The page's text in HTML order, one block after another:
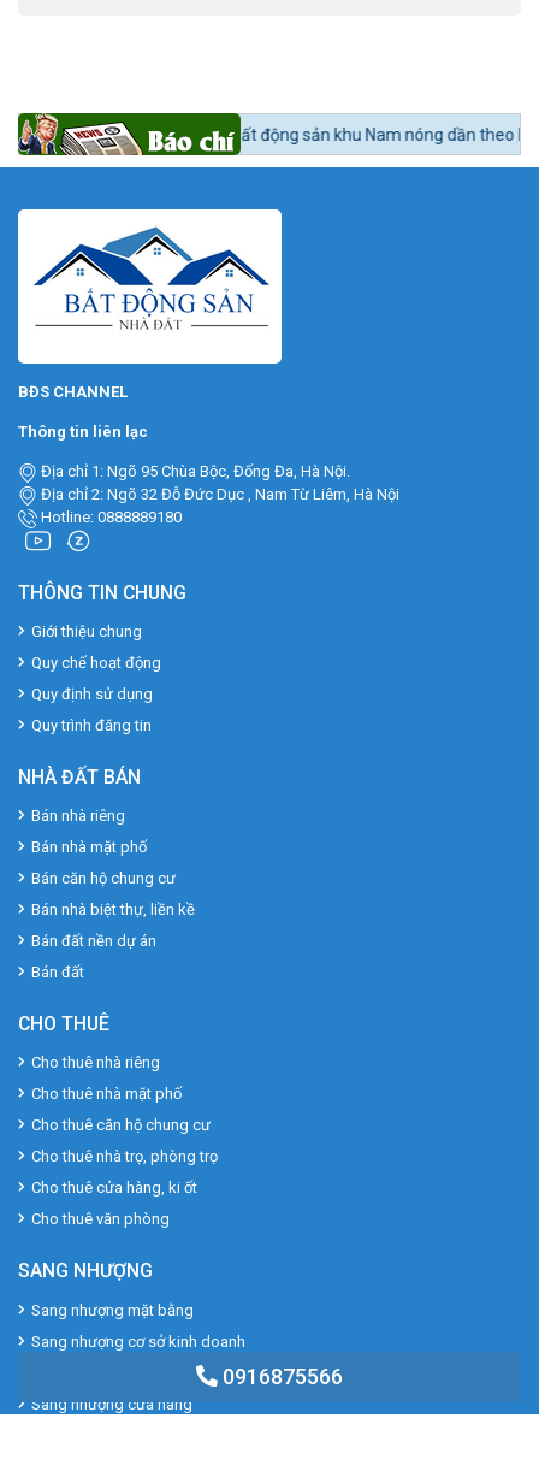
0916875566
24h BĐS:Bất động sản khu Nam nóng dần theo lộ trình lên quận Nhà
BĐS CHANNEL
Thông tin liên lạc
Địa chỉ 1: Ngõ 95 Chùa Bộc, Đống Đa, Hà Nội.
Địa chỉ 2: Ngõ 32 Đỗ Đức Dục , Nam Từ Liêm, Hà Nội
Hotline: 0888889180
THÔNG TIN CHUNG
Giới thiệu chung
Quy chế hoạt động
Quy định sử dụng
Quy trình đăng tin
NHÀ ĐẤT BÁN
Bán nhà riêng
Bán nhà mặt phố
Bán căn hộ chung cư
Bán nhà biệt thự, liền kề
Bán đất nền dự án
Bán đất
CHO THUÊ
Cho thuê nhà riêng
Cho thuê nhà mặt phố
Cho thuê căn hộ chung cư
Cho thuê nhà trọ, phòng trọ
Cho thuê cửa hàng, ki ốt
Cho thuê văn phòng
SANG NHƯỢNG
Sang nhượng mặt bằng
Sang nhượng cơ sở kinh doanh
Sang nhượng cơ sở sản xuất
Sang nhượng cửa hàng